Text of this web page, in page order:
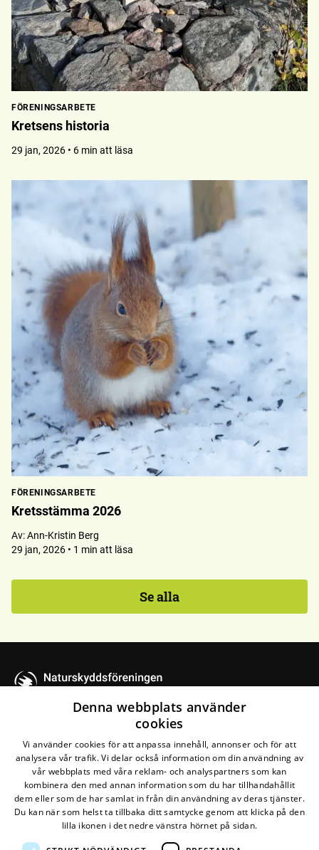
FÖRENINGSARBETE
Kretsens historia
29 jan, 2026 • 6 min att läsa
FÖRENINGSARBETE
Kretsstämma 2026
Av:Ann-Kristin Berg
29 jan, 2026 • 1 min att läsa
Se alla
Nyköping-Oxelösund
Kontakta oss
Naturskyddsföreningen i Nyköping och Oxelösund
Maila oss
Denna webbplats använder
cookies
Vi använder cookies för att anpassa innehåll, annonser och för att
analysera vår trafik. Vi delar också information om din användning av
vår webbplats med våra reklam- och analyspartners som kan
kombinera den med annan information som du har tillhandahållit
dem eller som de har samlat in från din användning av deras tjänster.
Du kan när som helst ta tillbaka ditt samtycke genom att klicka på den
lilla ikonen i det nedre vänstra hörnet på sidan.